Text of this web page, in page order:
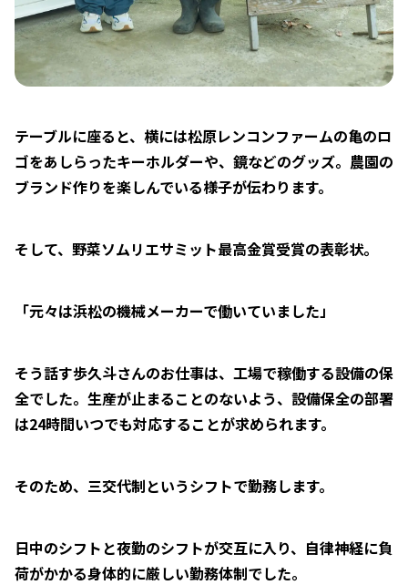
テーブルに座ると、横には松原レンコンファームの亀のロ
ゴをあしらったキーホルダーや、鏡などのグッズ。農園の
ブランド作りを楽しんでいる様子が伝わります。
そして、野菜ソムリエサミット最高金賞受賞の表彰状。
「元々は浜松の機械メーカーで働いていました」
そう話す歩久斗さんのお仕事は、工場で稼働する設備の保
全でした。生産が止まることのないよう、設備保全の部署
は24時間いつでも対応することが求められます。
そのため、三交代制というシフトで勤務します。
日中のシフトと夜勤のシフトが交互に入り、自律神経に負
荷がかかる身体的に厳しい勤務体制でした。